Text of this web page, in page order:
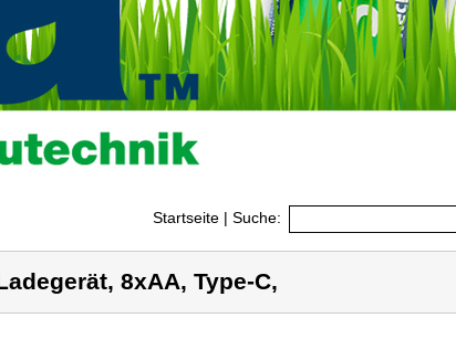
Startseite | Suche:
8xAA, Type-C,